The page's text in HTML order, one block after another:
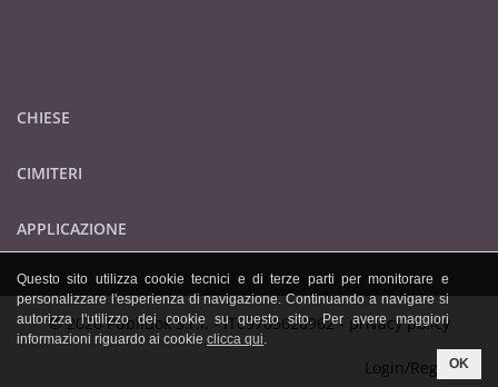
CHIESE
CIMITERI
APPLICAZIONE
© 2026 Publidok S.r.l. - IT09705620962 - privacy policy
Login/Registrati
Questo sito utilizza cookie tecnici e di terze parti per monitorare e
personalizzare l'esperienza di navigazione. Continuando a navigare si
autorizza l'utilizzo dei cookie su questo sito. Per avere maggiori
informazioni riguardo ai cookie clicca qui.
OK